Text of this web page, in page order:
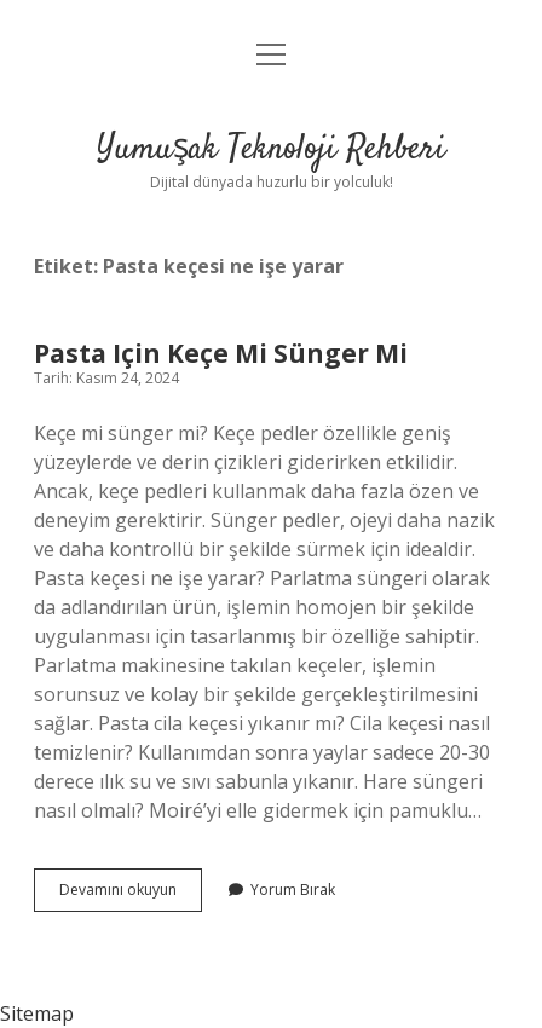
Anasayfa
Yasal Uyarı
menüyü
Yumuşak Teknoloji Rehberi
Dijital dünyada huzurlu bir yolculuk!
Etiket: Pasta keçesi ne işe yarar
Pasta Için Keçe Mi Sünger Mi
Tarih: Kasım 24, 2024
Keçe mi sünger mi? Keçe pedler özellikle geniş
yüzeylerde ve derin çizikleri giderirken etkilidir.
Ancak, keçe pedleri kullanmak daha fazla özen ve
deneyim gerektirir. Sünger pedler, ojeyi daha nazik
ve daha kontrollü bir şekilde sürmek için idealdir.
Pasta keçesi ne işe yarar? Parlatma süngeri olarak
da adlandırılan ürün, işlemin homojen bir şekilde
uygulanması için tasarlanmış bir özelliğe sahiptir.
Parlatma makinesine takılan keçeler, işlemin
sorunsuz ve kolay bir şekilde gerçekleştirilmesini
sağlar. Pasta cila keçesi yıkanır mı? Cila keçesi nasıl
temizlenir? Kullanımdan sonra yaylar sadece 20-30
derece ılık su ve sıvı sabunla yıkanır. Hare süngeri
nasıl olmalı? Moiré’yi elle gidermek için pamuklu…
Devamını okuyun
Için
Yorum Bırak
Sitemap